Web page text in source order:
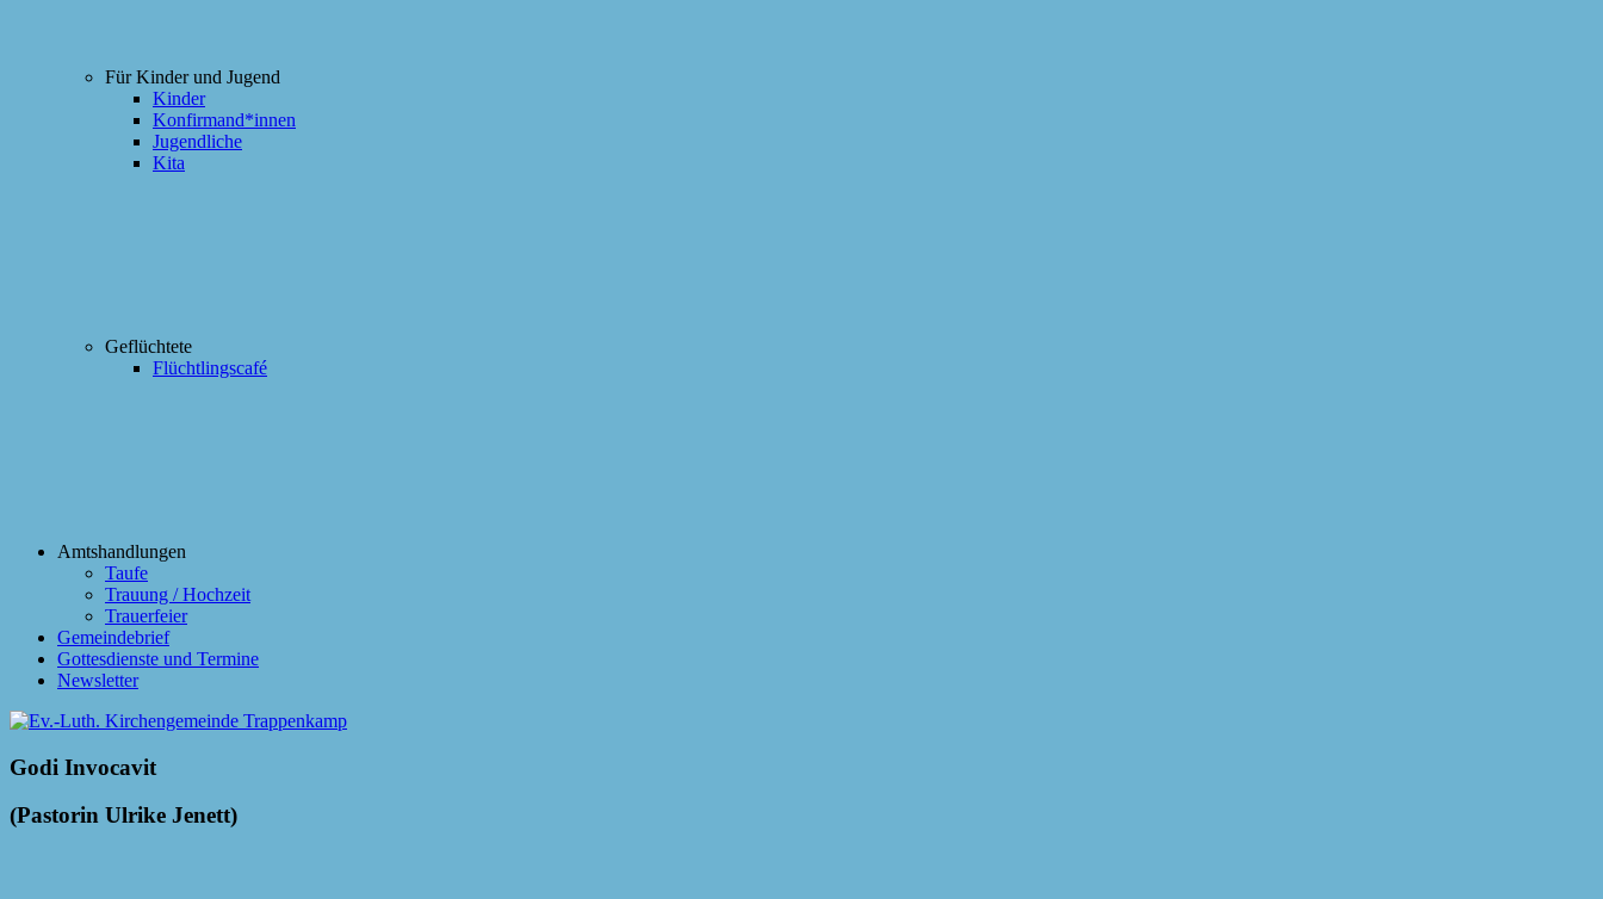
Für Kinder und Jugend
Kinder
Konfirmand*innen
Jugendliche
Kita
Geflüchtete
Flüchtlingscafé
Amtshandlungen
Taufe
Trauung / Hochzeit
Trauerfeier
Gemeindebrief
Gottesdienste und Termine
Newsletter
Godi Invocavit
(Pastorin Ulrike Jenett)